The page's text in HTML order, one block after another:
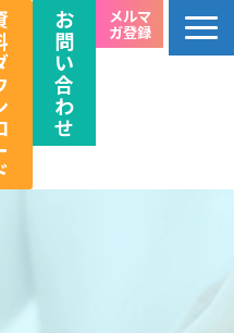
お
問
い
合
わ
せ
メルマ
ガ登録